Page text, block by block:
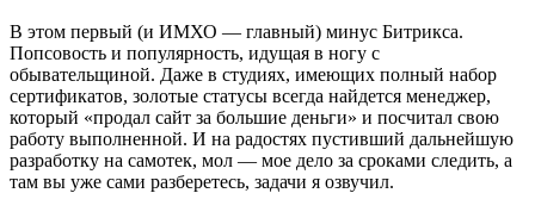
В этом первый (и ИМХО — главный) минус Битрикса.
Попсовость и популярность, идущая в ногу с
обывательщиной. Даже в студиях, имеющих полный набор
сертификатов, золотые статусы всегда найдется менеджер,
который «продал сайт за большие деньги» и посчитал свою
работу выполненной. И на радостях пустивший дальнейшую
разработку на самотек, мол — мое дело за сроками следить, а
там вы уже сами разберетесь, задачи я озвучил.